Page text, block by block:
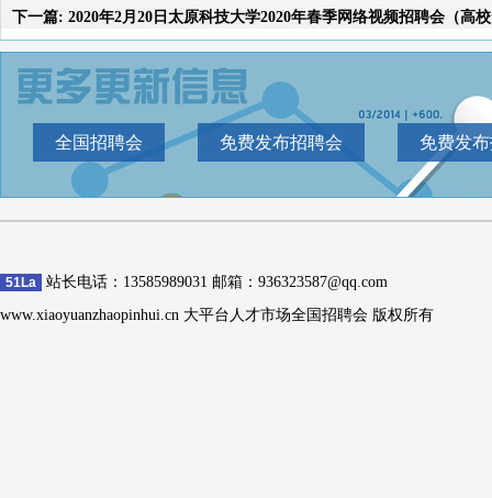
下一篇: 2020年2月20日太原科技大学2020年春季网络视频招聘会（高
全国招聘会 免费发布招聘会 免费发
51La
站长电话：13585989031 邮箱：936323587@qq.com
www.xiaoyuanzhaopinhui.cn 大平台人才市场全国招聘会 版权所有